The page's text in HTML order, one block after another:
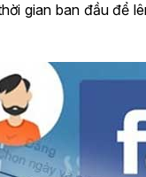
gian ban đầu để